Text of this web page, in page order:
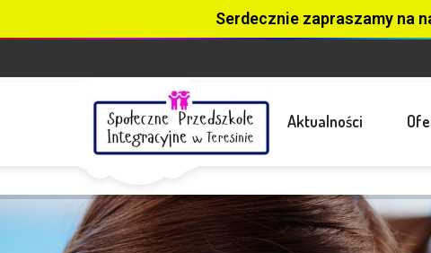
Serdecznie zapraszamy na
Aktualności